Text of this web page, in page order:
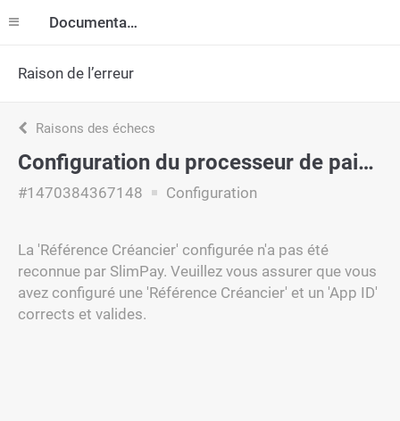
Documentation
Raison de l’erreur
Raisons des échecs
Configuration du processeur de paiement
#1470384367148 Configuration
La 'Référence Créancier' configurée n'a pas été
reconnue par SlimPay. Veuillez vous assurer que vous
avez configuré une 'Référence Créancier' et un 'App ID'
corrects et valides.